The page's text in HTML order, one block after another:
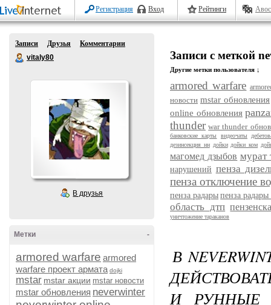
Регистрация Вход Рейтинги
Записи Друзья
Комментарии
vitaly80
В друзья
-
Метки
armored warfare armored
warfare проект армата dojki
mstar mstar акции mstar новости
mstar обновления neverwinter
Записи с меткой
Другие метки пользователя ↓
armored warfare
новости mstar обновления
online обновления
thunder war thunder
банковские карты видеочаты
дезинсекция нн дойки дойки ком
магомед дзыбов мурат
нарушений пенза
пенза отключение
пенза радары пенза
область дтп
уничтожение тараканов
В
И РУННЫЕ